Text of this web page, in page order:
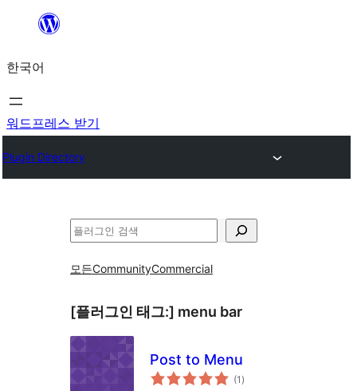
츠
로
바
가
한국어
워드프레스 받기
Plugin Directory
검
모든CommunityCommercial
[플러그인 태그:] menu bar
Post to Menu
(1 전
체)